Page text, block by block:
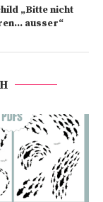
„Bitte nicht
ausser“